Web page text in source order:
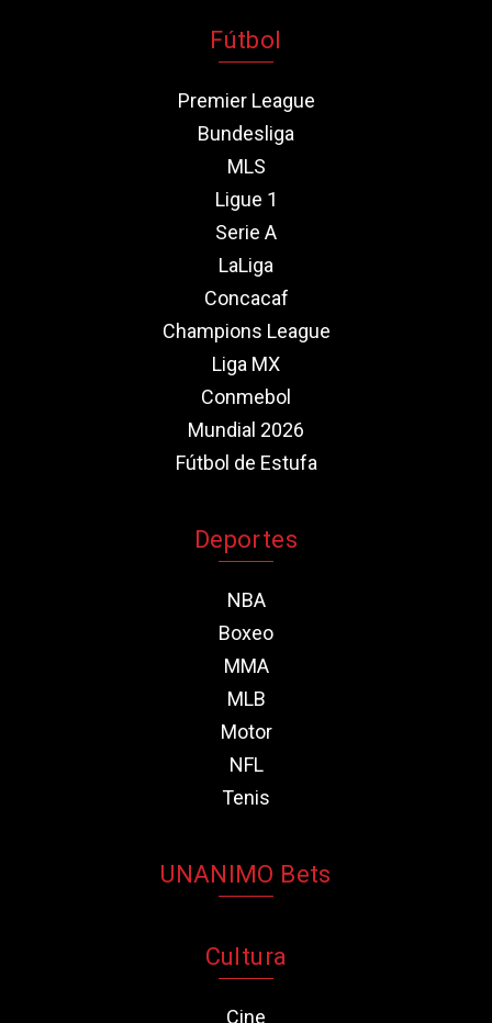
Fútbol
Premier League
Bundesliga
MLS
Ligue 1
Serie A
LaLiga
Concacaf
Champions League
Liga MX
Conmebol
Mundial 2026
Fútbol de Estufa
Deportes
NBA
Boxeo
MMA
MLB
Motor
NFL
Tenis
UNANIMO Bets
Cultura
Cine